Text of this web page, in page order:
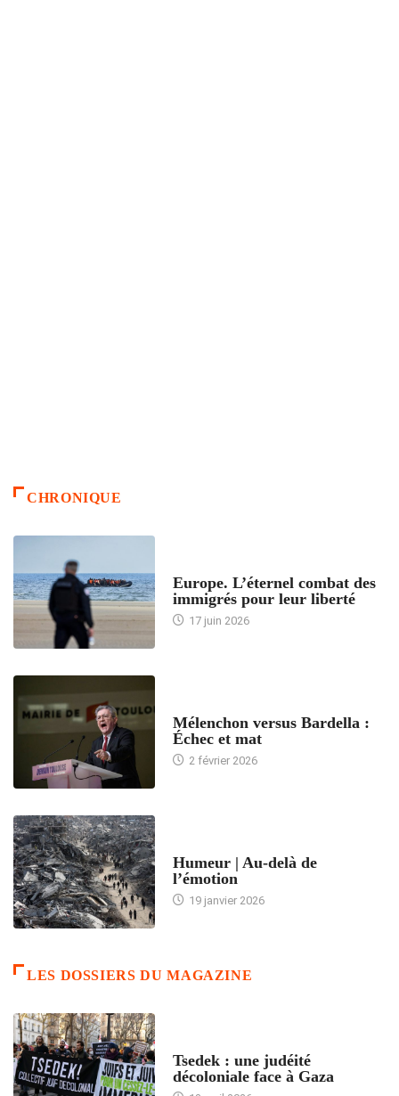
CHRONIQUE
Europe. L’éternel combat des
immigrés pour leur liberté
17 juin 2026
Mélenchon versus Bardella :
Échec et mat
2 février 2026
Humeur | Au-delà de
l’émotion
19 janvier 2026
LES DOSSIERS DU MAGAZINE
Tsedek : une judéité
décoloniale face à Gaza